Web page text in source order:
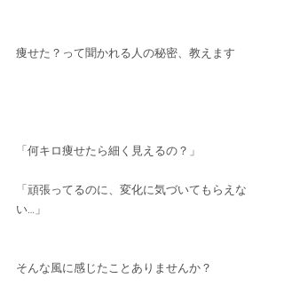
痩せた？って聞かれる人の秘密、教えます
「何キロ痩せたら細く見えるの？」
「頑張ってるのに、変化に気づいてもらえな
い…」
そんな風に感じたことありませんか？